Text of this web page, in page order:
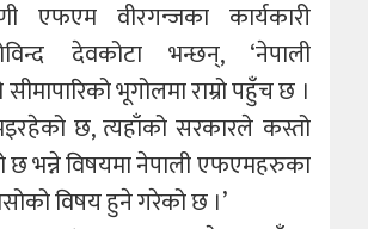
एफएम वीरगन्जका कार्यकारी
देवकोटा भन्छन्, ‘नेपाली
भूगोलमा राम्रो पहुँच छ ।
छ, त्यहाँको सरकारले कस्तो
छ भन्ने विषयमा नेपाली एफएमहरुका
विषय हुने गरेको छ ।’